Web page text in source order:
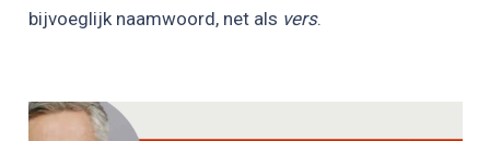
bijvoeglijk naamwoord, net als vers.